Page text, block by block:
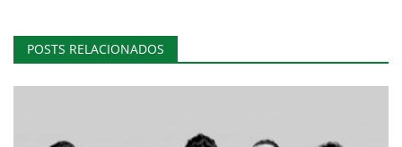
POSTS RELACIONADOS